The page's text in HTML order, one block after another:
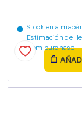
Stock en
Estimación de
from purchase